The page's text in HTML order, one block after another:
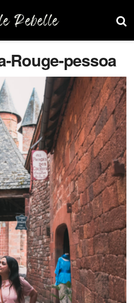
Rouge-pessoa